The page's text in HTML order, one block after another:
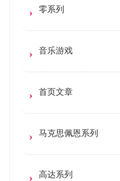
零系列
音乐游戏
首页文章
马克思佩恩系列
高达系列